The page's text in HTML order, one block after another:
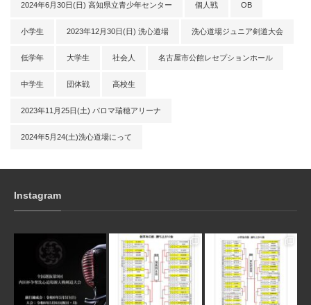
2024年6月30日(日) 高知県立青少年センター 個人戦 OB
小学生 2023年12月30日(日) 洗心道場 洗心道場ジュニア剣道大会
低学年 大学生 社会人 名古屋市公館レセプションホール
中学生 団体戦 高校生
2023年11月25日(土) パロマ瑞穂アリーナ
2024年5月24(土)洗心道場にって
Instagram
1月 31 1月 31